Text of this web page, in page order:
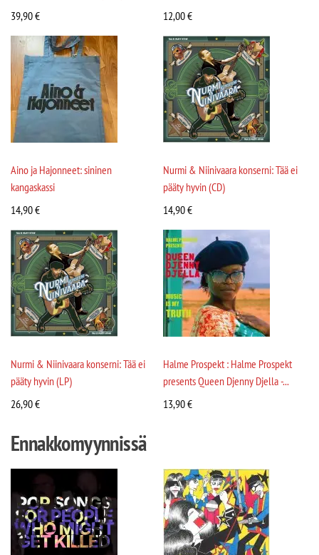
39,90€
12,00€
Aino ja Hajonneet: sininen
kangaskassi
14,90€
Nurmi & Niinivaara konserni: Tää ei
pääty hyvin (CD)
14,90€
Nurmi & Niinivaara konserni: Tää ei
pääty hyvin (LP)
26,90€
Halme Prospekt : Halme Prospekt
presents Queen Djenny Djella -...
13,90€
Ennakkomyynnissä